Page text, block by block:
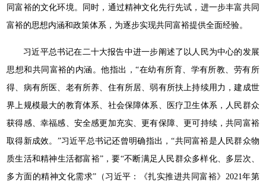
同富裕的文化环境。同时，通过精神文化先行先试，进一步丰富共同
富裕的思想内涵和政策体系，为逐步实现共同富裕提供全面经验。
习近平总书记在二十大报告中进一步阐述了以人民为中心的发展
思想和共同富裕的内涵。他指出，“在幼有所育、学有所教、劳有所
得、病有所医、老有所养、住有所居、弱有所扶上持续用力，建成世
界上规模最大的教育体系、社会保障体系、医疗卫生体系，人民群众
获得感、幸福感、安全感更加充实、更有保障、更可持续，共同富裕
取得新成效。”习近平总书记还曾明确指出，“共同富裕是人民群众物
质生活和精神生活都富裕”，要“不断满足人民群众多样化、多层次、
多方面的精神文化需求”（习近平：《扎实推进共同富裕》2021年第